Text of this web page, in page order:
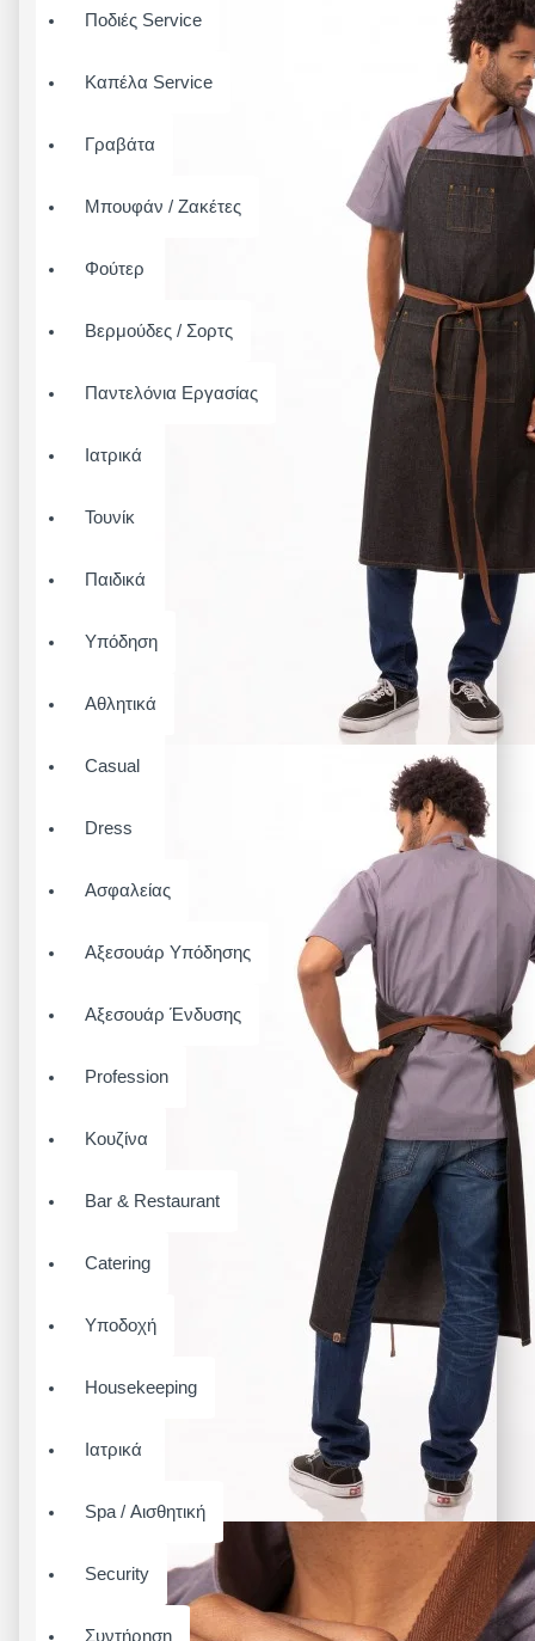
Ποδιές Service
Καπέλα Service
Γραβάτα
Μπουφάν / Ζακέτες
Φούτερ
Βερμούδες / Σορτς
Παντελόνια Εργασίας
Ιατρικά
Τουνίκ
Παιδικά
Υπόδηση
Αθλητικά
Casual
Dress
Ασφαλείας
Αξεσουάρ Υπόδησης
Αξεσουάρ Ένδυσης
Profession
Κουζίνα
Bar & Restaurant
Catering
Υποδοχή
Housekeeping
Ιατρικά
Spa / Αισθητική
Security
Συντήρηση